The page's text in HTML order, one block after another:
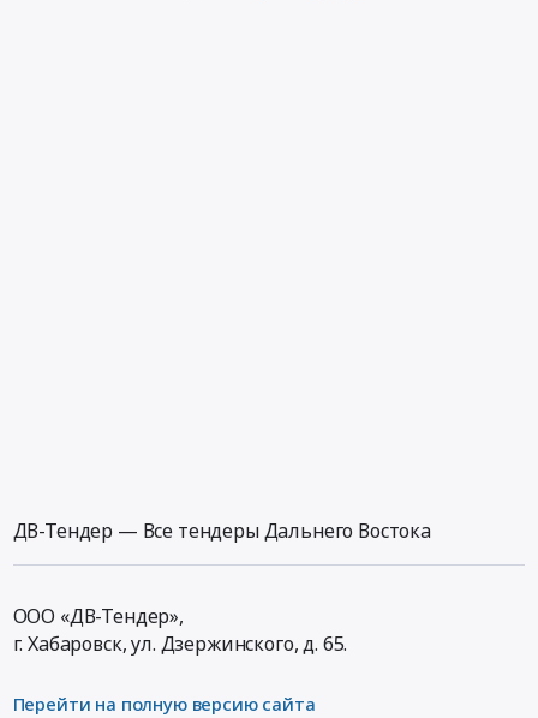
ДВ-Тендер — Все тендеры Дальнего Востока
ООО «ДВ-Тендер»,
г. Хабаровск,ул. Дзержинского, д. 65.
Перейти на полную версию сайта